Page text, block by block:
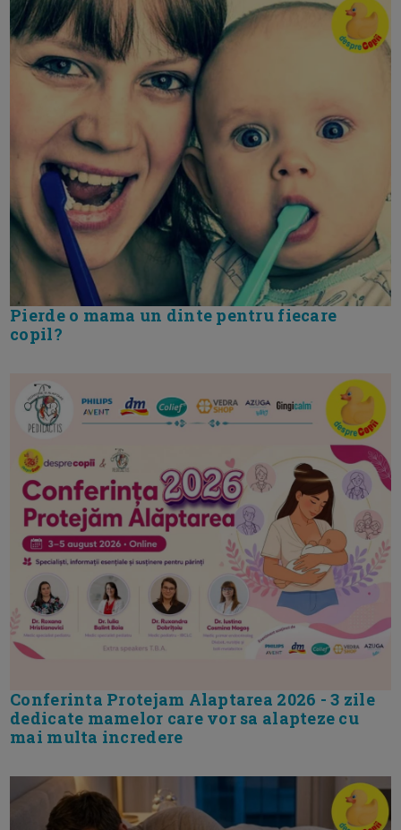
Pierde o mama un dinte pentru fiecare
copil?
Conferinta Protejam Alaptarea 2026 - 3 zile
dedicate mamelor care vor sa alapteze cu
mai multa incredere